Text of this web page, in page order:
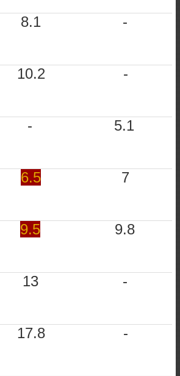
8.1 -
10.2 -
- 5.1
6.5 7
9.5 9.8
13 -
17.8 -